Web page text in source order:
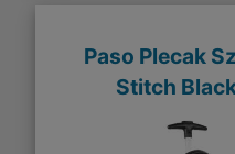
Paso Plecak
Stitch